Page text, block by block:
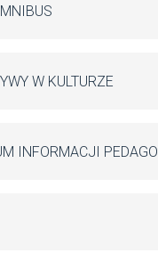
W KULTURZE
INFORMACJI